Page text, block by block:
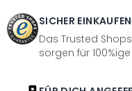
SICHER EINKAUFEN
Das Trusted
sorgen für